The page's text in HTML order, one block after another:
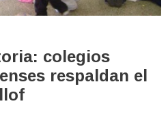
colegios
respaldan el